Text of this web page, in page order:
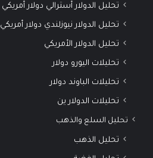
تحليل الدولار أسترالي دولار أمريكي
تحليل الدولار نيوزلندي دولار أمريكي
تحليل الدولار الأمريكي
تحليلات اليورو دولار
تحليلات الباوند دولار
تحليلات الدولار ين
تحليل السلع والذهب
تحليل الذهب